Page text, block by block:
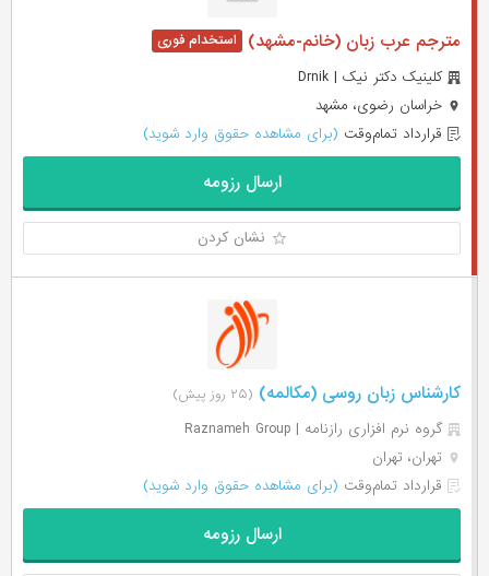
مترجم عرب زبان (خانم-مشهد)
کلینیک دکتر نیک | Drnik
خراسان رضوی، مشهد
قرارداد تمام‌وقت (برای مشاهده حقوق وارد شوید)
ارسال رزومه
نشان کردن
کارشناس زبان روسی (مکالمه) (۲۵ روز پیش)
گروه نرم افزاری رازنامه | Raznameh Group
تهران، تهران
قرارداد تمام‌وقت (برای مشاهده حقوق وارد شوید)
ارسال رزومه